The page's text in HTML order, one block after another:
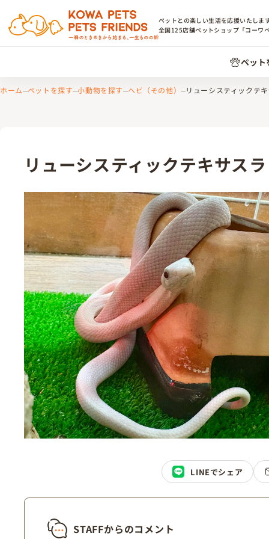
ペットとの楽しい生活を応援いたしま
全国125店舗ペットショップ「コーワ
ペット
ホーム ペットを探す 小動物を探す ヘビ（その他） リューシスティックテ
リューシスティックテキサス
STAFFからのコメント
LINEでシェア